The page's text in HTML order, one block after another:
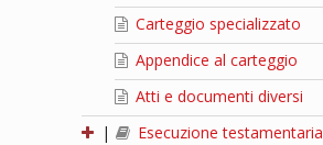
Carteggio specializzato
Appendice al carteggio
Atti e documenti diversi
|
Esecuzione testamentaria